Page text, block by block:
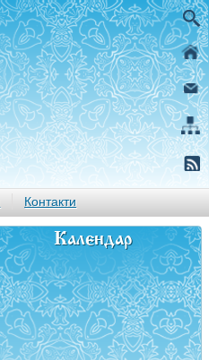
Контакти
Календар